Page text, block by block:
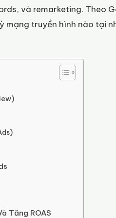
và remarketing. Theo
mạng truyền hình nào tại
Tăng ROAS